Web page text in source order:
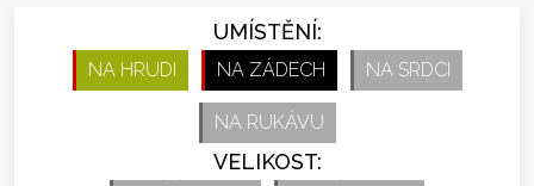
UMÍSTĚNÍ:
NA HRUDI NA ZÁDECH NA SRDCI
NA RUKÁVU
VELIKOST: